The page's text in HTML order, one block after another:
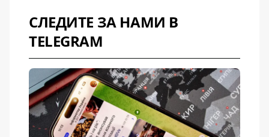
СЛЕДИТЕ ЗА НАМИ В
TELEGRAM